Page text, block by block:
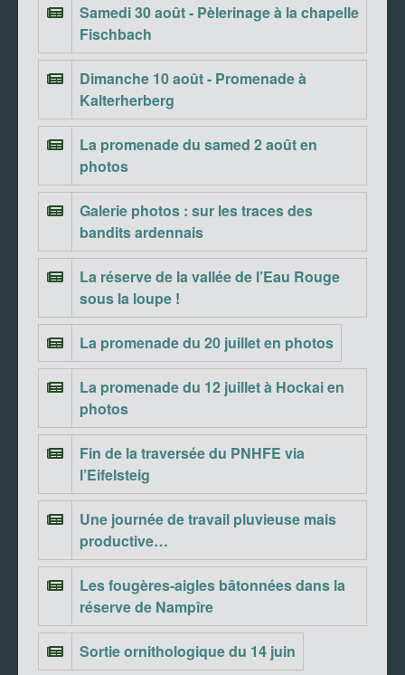
Samedi 30 août - Pèlerinage à la chapelle
Fischbach
Dimanche 10 août - Promenade à
Kalterherberg
La promenade du samed 2 août en
photos
Galerie photos : sur les traces des
bandits ardennais
La réserve de la vallée de l’Eau Rouge
sous la loupe !
La promenade du 20 juillet en photos
La promenade du 12 juillet à Hockai en
photos
Fin de la traversée du PNHFE via
l’Eifelsteig
Une journée de travail pluvieuse mais
productive…
Les fougères-aigles bâtonnées dans la
réserve de Nampîre
Sortie ornithologique du 14 juin